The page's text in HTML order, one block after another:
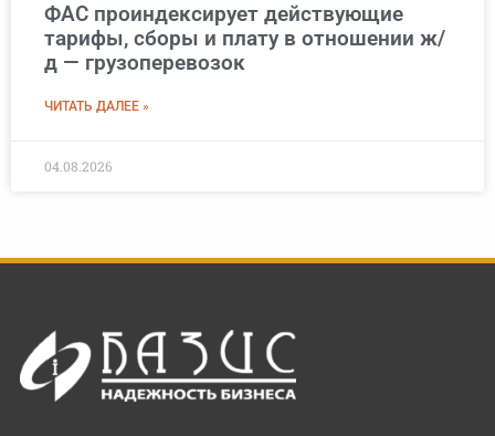
ФАС проиндексирует действующие
тарифы, сборы и плату в отношении ж/
д — грузоперевозок
ЧИТАТЬ ДАЛЕЕ »
04.08.2026